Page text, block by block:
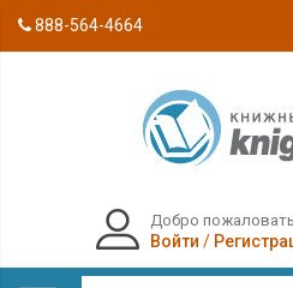
888-564-4664
Добро
Войти /